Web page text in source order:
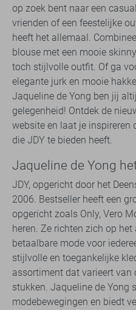
op zoek bent naar een
vrienden of een feestelijke
heeft het allemaal.
blouse met een mooie
toch stijlvolle outfit. Of ga
elegante jurk en mooie
Jaqueline de Yong ben jij
gelegenheid! Ontdek de
website en laat je inspireren
die JDY te bieden heeft.
Jaqueline de Yong
JDY, opgericht door het
2006. Bestseller heeft een
opgericht zoals Only, Vero
heren. Ze richten zich op
betaalbare mode voor
stijlvolle en toegankelijke
assortiment dat varieert van
stukken. Jaqueline de Yong
modebewegingen en biedt